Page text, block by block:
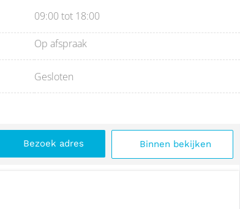
09:00 tot 18:00
Op afspraak
Gesloten
Bezoek adres Binnen bekijken